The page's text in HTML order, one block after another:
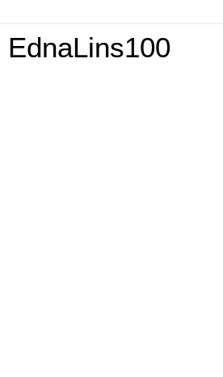
EdnaLins100